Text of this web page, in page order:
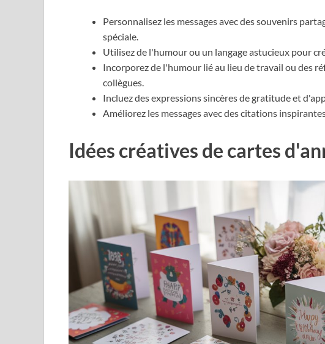
Personnalisez les messages avec des souvenirs
spéciale.
Utilisez de l'humour ou un langage astucieux pour
Incorporez de l'humour lié au lieu de travail ou des
collègues.
Incluez des expressions sincères de gratitude et
Améliorez les messages avec des citations
Idées créatives de cartes